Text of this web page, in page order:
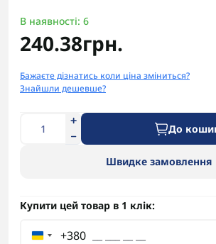
В наявності: 6
240.38грн.
Бажаєте дізнатись коли ціна зміниться?
Знайшли дешевше?
До
Швидке замовлення
Купити цей товар в 1 клік:
+380